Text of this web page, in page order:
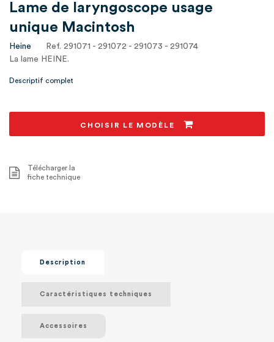
Lame de laryngoscope usage
unique Macintosh
Heine
Ref. 291071 - 291072 - 291073 - 291074
La lame HEINE.
Descriptif complet
CHOISIR LE MODÈLE
Télécharger la
fiche technique
Description
Caractéristiques techniques
Accessoires